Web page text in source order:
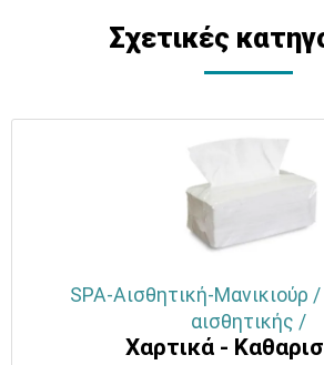
Σχετικές
SPA-Αισθητική-Μανικιούρ
αισθητικής /
Χαρτικά -